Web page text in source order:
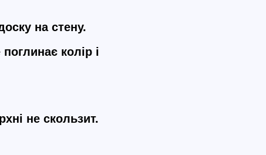
на стену.
колір і
не скользит.